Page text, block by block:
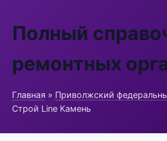
Полный
ремонтных
Главная » Приволжский
Строй Line Камень